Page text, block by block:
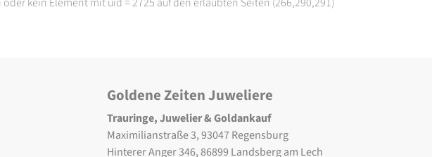
Goldene Zeiten Juweliere
Trauringe, Juwelier & Goldankauf
Maximilianstraße 3, 93047 Regensburg
Hinterer Anger 346, 86899 Landsberg am Lech